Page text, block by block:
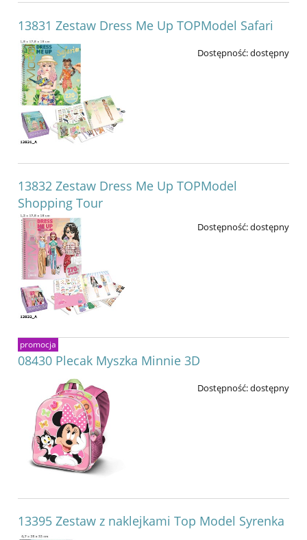
13831 Zestaw Dress Me Up TOPModel Safari
Dostępność:dostępny
13832 Zestaw Dress Me Up TOPModel
Shopping Tour
Dostępność:dostępny
08430 Plecak Myszka Minnie 3D
Dostępność:dostępny
promocja
13395 Zestaw z naklejkami Top Model Syrenka